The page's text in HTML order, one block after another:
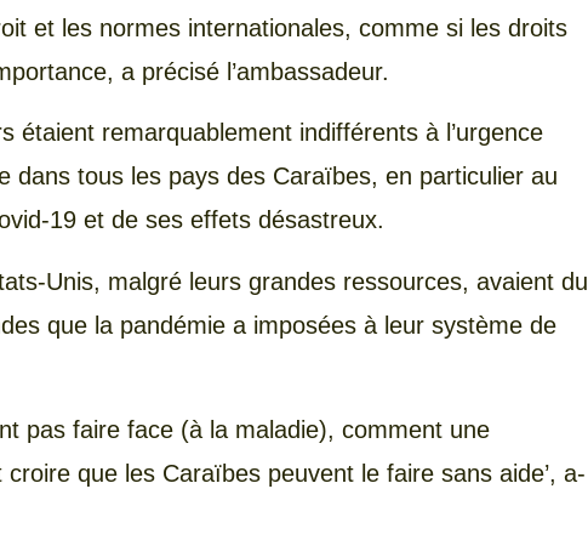
et les normes internationales, comme si les droits
a précisé l’ambassadeur.
étaient remarquablement indifférents à l’urgence
dans tous les pays des Caraïbes, en particulier au
19 et de ses effets désastreux.
Unis, malgré leurs grandes ressources, avaient du
que la pandémie a imposées à leur système de
pas faire face (à la maladie), comment une
que les Caraïbes peuvent le faire sans aide’, a-